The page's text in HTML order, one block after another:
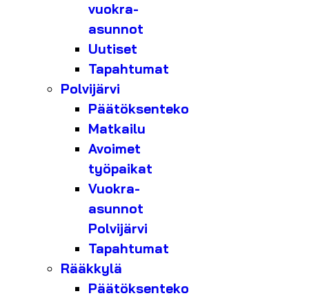
vuokra-
asunnot
Uutiset
Tapahtumat
Polvijärvi
Päätöksenteko
Matkailu
Avoimet
työpaikat
Vuokra-
asunnot
Polvijärvi
Tapahtumat
Rääkkylä
Päätöksenteko